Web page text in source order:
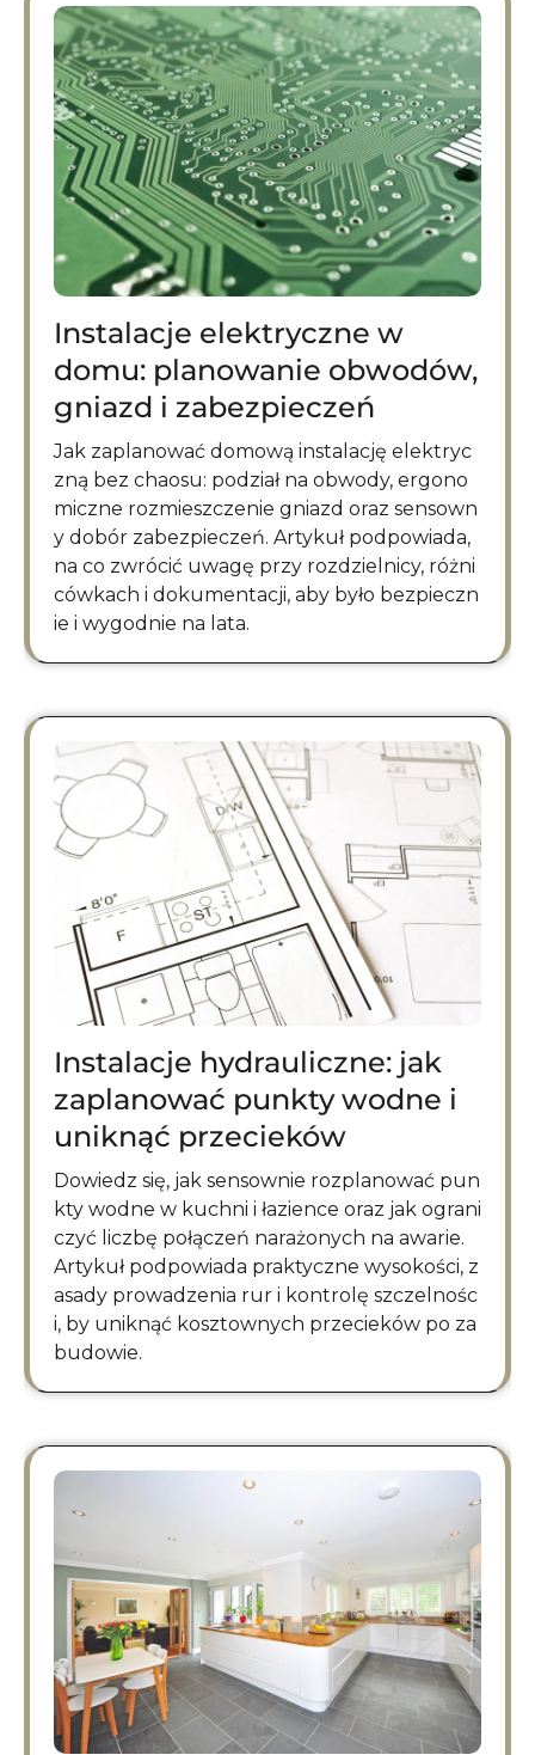
Instalacje elektryczne w
domu: planowanie obwodów,
gniazd i zabezpieczeń
Jak zaplanować domową instalację elektryc
zną bez chaosu: podział na obwody, ergono
miczne rozmieszczenie gniazd oraz sensown
y dobór zabezpieczeń. Artykuł podpowiada,
na co zwrócić uwagę przy rozdzielnicy, różni
cówkach i dokumentacji, aby było bezpieczn
ie i wygodnie na lata.
Instalacje hydrauliczne: jak
zaplanować punkty wodne i
uniknąć przecieków
Dowiedz się, jak sensownie rozplanować pun
kty wodne w kuchni i łazience oraz jak ograni
czyć liczbę połączeń narażonych na awarie.
Artykuł podpowiada praktyczne wysokości, z
asady prowadzenia rur i kontrolę szczelnośc
i, by uniknąć kosztownych przecieków po za
budowie.